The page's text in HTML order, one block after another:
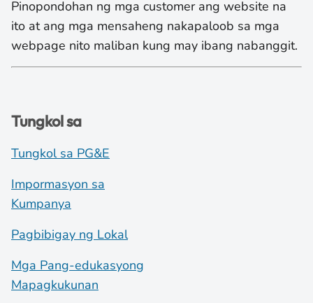
Pinopondohan ng mga customer ang website na
ito at ang mga mensaheng nakapaloob sa mga
webpage nito maliban kung may ibang nabanggit.
Tungkol sa
Tungkol sa PG&E
Impormasyon sa
Kumpanya
Pagbibigay ng Lokal
Mga Pang-edukasyong
Mapagkukunan